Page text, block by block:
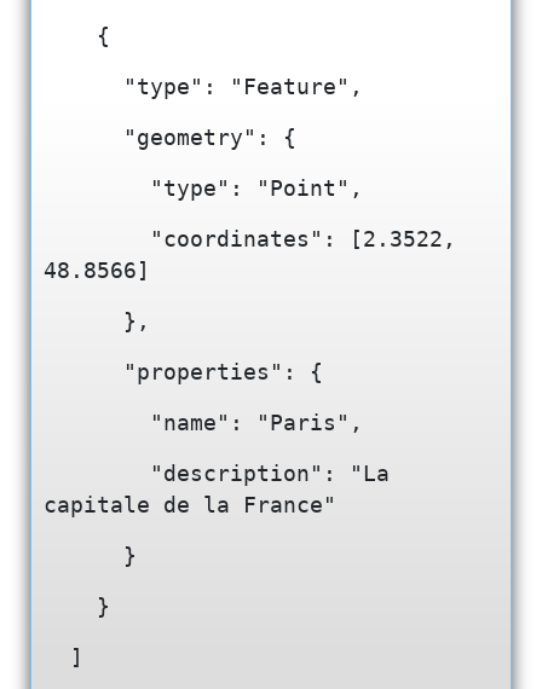
{
"type": "Feature",
"geometry": {
"type": "Point",
"coordinates": [2.3522,
48.8566]
},
"properties": {
"name": "Paris",
"description": "La
capitale de la France"
}
}
]